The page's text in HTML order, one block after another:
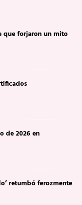
que forjaron un mito
de 2026 en
retumbó ferozmente